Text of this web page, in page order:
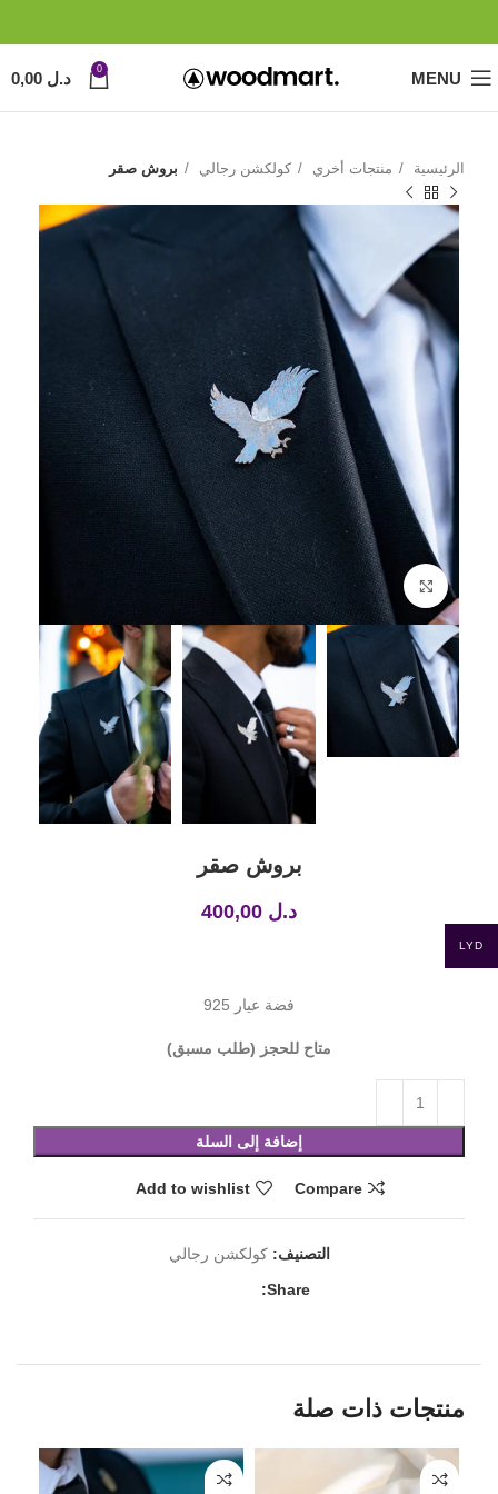
MENU
0 د.ل
الرئيسية منتجات أخري كولكشن رجالي بروش صقر
Click to enlarge
بروش صقر
د.ل
فضة عيار 925
متاح للحجز (طلب مسبق)
إضافة إلى السلة
Compare
Add to wishlist
التصنيف: كولكشن رجالي
Share:
منتجات ذات صلة
LYD